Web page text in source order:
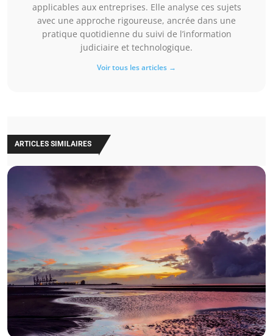
applicables aux entreprises. Elle analyse ces sujets
avec une approche rigoureuse, ancrée dans une
pratique quotidienne du suivi de l’information
judiciaire et technologique.
Voir tous les articles →
ARTICLES SIMILAIRES